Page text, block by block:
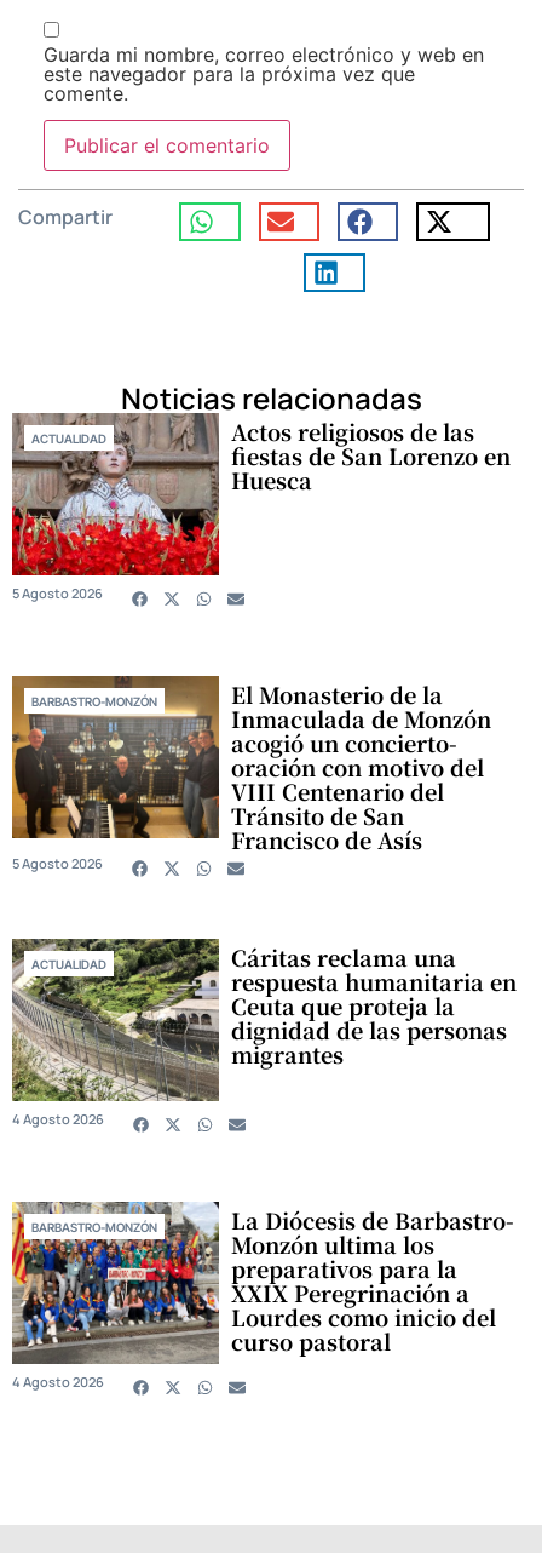
Guarda mi nombre, correo electrónico y web en
este navegador para la próxima vez que
comente.
Compartir
Noticias relacionadas
ACTUALIDAD Actos religiosos de las
fiestas de San Lorenzo en
Huesca
5 Agosto 2026
BARBASTRO-MONZÓN El Monasterio de la
Inmaculada de Monzón
acogió un concierto-
oración con motivo del
VIII Centenario del
Tránsito de San
Francisco de Asís
5 Agosto 2026
ACTUALIDAD Cáritas reclama una
respuesta humanitaria en
Ceuta que proteja la
dignidad de las personas
migrantes
4 Agosto 2026
BARBASTRO-MONZÓN La Diócesis de Barbastro-
Monzón ultima los
preparativos para la
XXIX Peregrinación a
Lourdes como inicio del
curso pastoral
4 Agosto 2026